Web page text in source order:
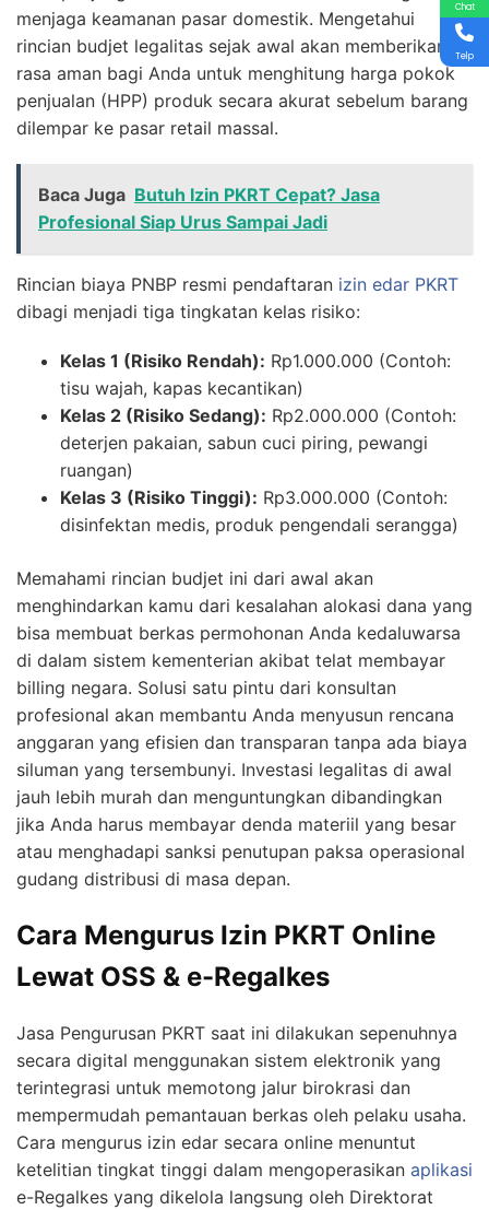
menjaga keamanan pasar domestik. Mengetahui
rincian budjet legalitas sejak awal akan memberikan
rasa aman bagi Anda untuk menghitung harga pokok
penjualan (HPP) produk secara akurat sebelum barang
dilempar ke pasar retail massal.
Baca Juga Butuh Izin PKRT Cepat? Jasa
Profesional Siap Urus Sampai Jadi
Rincian biaya PNBP resmi pendaftaran izin edar PKRT
dibagi menjadi tiga tingkatan kelas risiko:
Kelas 1 (Risiko Rendah): Rp1.000.000 (Contoh:
tisu wajah, kapas kecantikan)
Kelas 2 (Risiko Sedang): Rp2.000.000 (Contoh:
deterjen pakaian, sabun cuci piring, pewangi
ruangan)
Kelas 3 (Risiko Tinggi): Rp3.000.000 (Contoh:
disinfektan medis, produk pengendali serangga)
Memahami rincian budjet ini dari awal akan
menghindarkan kamu dari kesalahan alokasi dana yang
bisa membuat berkas permohonan Anda kedaluwarsa
di dalam sistem kementerian akibat telat membayar
billing negara. Solusi satu pintu dari konsultan
profesional akan membantu Anda menyusun rencana
anggaran yang efisien dan transparan tanpa ada biaya
siluman yang tersembunyi. Investasi legalitas di awal
jauh lebih murah dan menguntungkan dibandingkan
jika Anda harus membayar denda materiil yang besar
atau menghadapi sanksi penutupan paksa operasional
gudang distribusi di masa depan.
Cara Mengurus Izin PKRT Online
Lewat OSS & e-Regalkes
Jasa Pengurusan PKRT saat ini dilakukan sepenuhnya
secara digital menggunakan sistem elektronik yang
terintegrasi untuk memotong jalur birokrasi dan
mempermudah pemantauan berkas oleh pelaku usaha.
Cara mengurus izin edar secara online menuntut
ketelitian tingkat tinggi dalam mengoperasikan aplikasi
e-Regalkes yang dikelola langsung oleh Direktorat
Chat
Telp